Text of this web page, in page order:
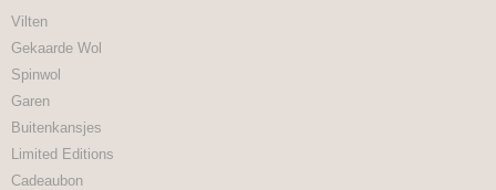
Vilten
Gekaarde Wol
Spinwol
Garen
Buitenkansjes
Limited Editions
Cadeaubon